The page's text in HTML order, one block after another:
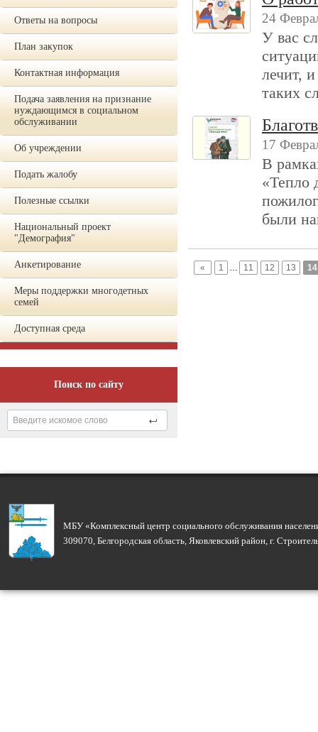
Ответы на вопросы
План закупок
Контактная информация
Подача заявления на признание
нуждающимся в социальном
обслуживании
Об учреждении
Подать жалобу
Полезные ссылки
Национальный проект
"Демография"
Анкетирование
Меры поддержки многодетных
семей
Доступная среда
Поиск по сайту
24
У вас
лечит,
таких
17
В
«Тепло
были
« 1 … 11 12 13 14
МБУ «Комплексный центр социального обслуживания
309070, Белгородская область, Яковлевский район, г.